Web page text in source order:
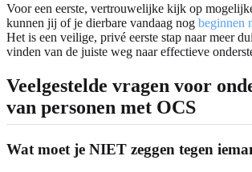
Voor een eerste, vertrouwelijke kijk op
kunnen jij of je dierbare vandaag nog beginnen
Het is een veilige, privé eerste stap naar meer
vinden van de juiste weg naar effectieve
Veelgestelde vragen voor
van personen met OCS
Wat moet je NIET zeggen tegen